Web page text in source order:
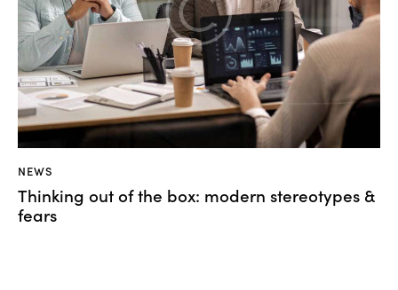
NEWS
Thinking out of the box: modern stereotypes &
fears